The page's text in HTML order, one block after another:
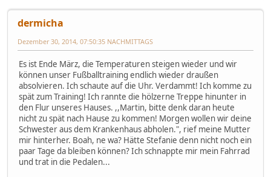
dermicha
Dezember 30, 2014, 07:50:35 NACHMITTAGS
Es ist Ende März, die Temperaturen steigen wieder und wir
können unser Fußballtraining endlich wieder draußen
absolvieren. Ich schaute auf die Uhr. Verdammt! Ich komme zu
spät zum Training! Ich rannte die hölzerne Treppe hinunter in
den Flur unseres Hauses. ,,Martin, bitte denk daran heute
nicht zu spät nach Hause zu kommen! Morgen wollen wir deine
Schwester aus dem Krankenhaus abholen.", rief meine Mutter
mir hinterher. Boah, ne wa? Hätte Stefanie denn nicht noch ein
paar Tage da bleiben können? Ich schnappte mir mein Fahrrad
und trat in die Pedalen...